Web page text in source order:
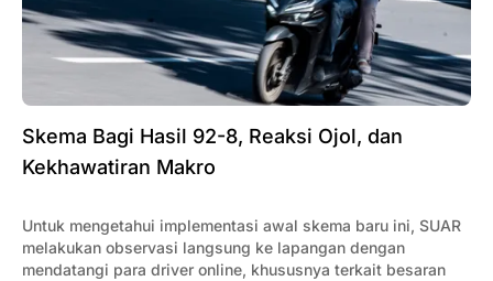
Skema Bagi Hasil 92-8, Reaksi Ojol, dan
Kekhawatiran Makro
Untuk mengetahui implementasi awal skema baru ini, SUAR
melakukan observasi langsung ke lapangan dengan
mendatangi para driver online, khususnya terkait besaran